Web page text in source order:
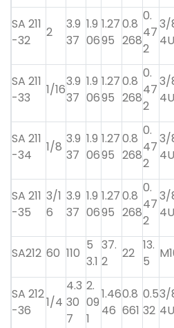
SA 211
-32
2
3.9
37
1.9
06
1.27
95
0.8
268
0.
47
2
3/
SA 211
-33
1/16
3.9
37
1.9
06
1.27
95
0.8
268
0.
47
2
3/
SA 211
-34
1/8
3.9
37
1.9
06
1.27
95
0.8
268
0.
47
2
3/
SA 211
-35
3/1
6
3.9
37
1.9
06
1.27
95
0.8
268
0.
47
2
3/
SA212 60 110
5
3.1
37.
2
22
13.
5
SA 212
-36
1/4
4.3
30
7
2.
09
1
1.46
46
0.8
661
0.5
32
3/